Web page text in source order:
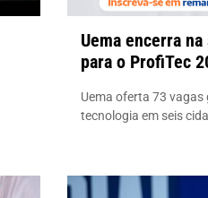
Uema encerra
para o ProfiTec
Uema oferta 73
tecnologia em seis